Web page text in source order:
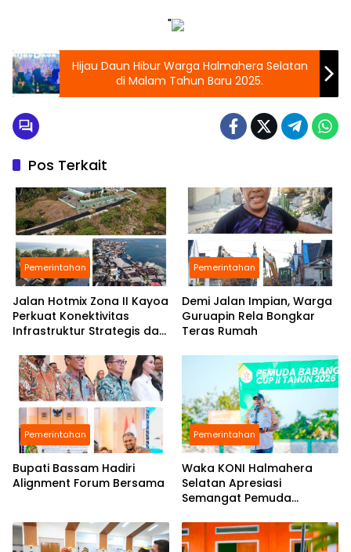
"
Hijau Daun Hibur Warga Halmahera Selatan
di Malam Tahun Baru 2025.
Pos Terkait
Pemerintahan
Jalan Hotmix Zona II Kayoa
Perkuat Konektivitas
Infrastruktur Strategis dan
Pemerintahan
Demi Jalan Impian, Warga
Guruapin Rela Bongkar
Teras Rumah
Pemerintahan
Bupati Bassam Hadiri
Alignment Forum Bersama
Pemerintahan
Waka KONI Halmahera
Selatan Apresiasi
Semangat Pemuda
Sepak Bola di Tengah
Efisiensi Anggaran